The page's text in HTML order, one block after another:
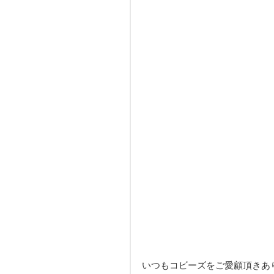
いつもコビーズをご愛顧頂きあ